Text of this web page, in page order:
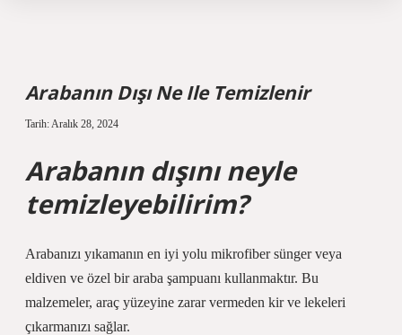
Arabanın Dışı Ne Ile Temizlenir
Tarih: Aralık 28, 2024
Arabanın dışını neyle
temizleyebilirim?
Arabanızı yıkamanın en iyi yolu mikrofiber sünger veya
eldiven ve özel bir araba şampuanı kullanmaktır. Bu
malzemeler, araç yüzeyine zarar vermeden kir ve lekeleri
çıkarmanızı sağlar.